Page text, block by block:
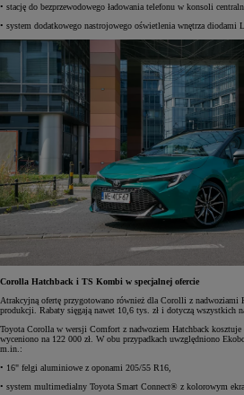
• stację do bezprzewodowego ładowania telefonu w konsoli
• system dodatkowego nastrojowego oświetlenia wnętrza diodami
Corolla Hatchback i TS Kombi w specjalnej ofercie
Atrakcyjną ofertę przygotowano również dla Corolli z
produkcji. Rabaty sięgają nawet 10,6 tys. zł i dotyczą wszystkich
Toyota Corolla w wersji Comfort z nadwoziem Hatchback
wyceniono na 122 000 zł. W obu przypadkach uwzględniono
m.in.:
• 16" felgi aluminiowe z oponami 205/55 R16,
• system multimedialny Toyota Smart Connect® z kolorowym